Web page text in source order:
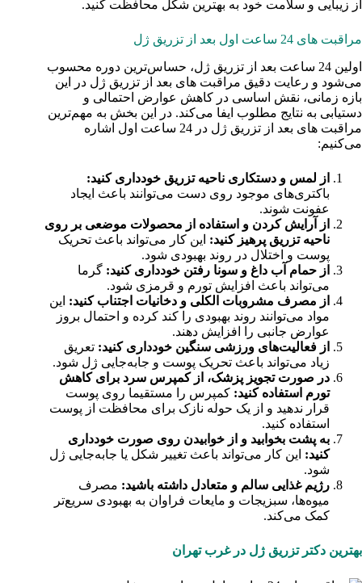
از زیبایی و سلامت خود به بهترین شکل محافظت کنید.
مراقبت های 24 ساعت اول بعد از تزریق ژل
اولین 24 ساعت بعد از تزریق ژل، حساس‌ترین دوره محسوب
می‌شود و رعایت دقیق مراقبت های بعد از تزریق ژل در این
بازه زمانی، نقش اساسی در کاهش عوارض احتمالی و
دستیابی به نتایج مطلوب ایفا می‌کند. در این بخش به مهم‌ترین
مراقبت های بعد از تزریق ژل در 24 ساعت اول اشاره
می‌کنیم:
از لمس و دستکاری ناحیه تزریق خودداری کنید:
باکتری‌های موجود روی دست می‌توانند باعث ایجاد
عفونت شوند.
از آرایش کردن و استفاده از محصولات موضعی بر روی
ناحیه تزریق پرهیز کنید: این کار می‌تواند باعث تحریک
پوست و اختلال در روند بهبودی شود.
از حمام آب داغ و سونا رفتن خودداری کنید: گرما
می‌تواند باعث افزایش تورم و قرمزی شود.
از مصرف مشروبات الکلی و دخانیات اجتناب کنید: این
مواد می‌توانند روند بهبودی را کند کرده و احتمال بروز
عوارض جانبی را افزایش دهند.
از فعالیت‌های ورزشی سنگین خودداری کنید: تعریق
زیاد می‌تواند باعث تحریک پوست و جابه‌جایی ژل شود.
در صورت تجویز پزشک، از کمپرس سرد برای کاهش
تورم استفاده کنید: کمپرس را مستقیما روی پوست
قرار ندهید و از یک حوله نازک برای محافظت از پوست
استفاده کنید.
به پشت بخوابید و از خوابیدن روی صورت خودداری
کنید: این کار می‌تواند باعث تغییر شکل یا جابه‌جایی ژل
شود.
رژیم غذایی سالم و متعادل داشته باشید: مصرف
میوه‌ها، سبزیجات و مایعات فراوان به بهبودی سریع‌تر
کمک می‌کند.
بهترین دکتر تزریق ژل در غرب تهران